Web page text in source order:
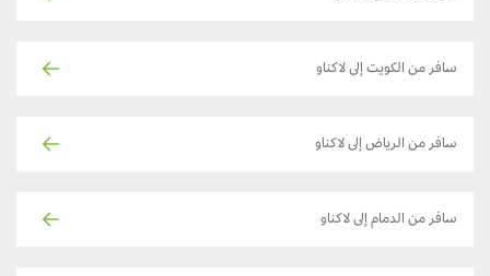
سافر من الكويت إلى لاكناو
سافر من الرياض إلى لاكناو
سافر من الدمام إلى لاكناو